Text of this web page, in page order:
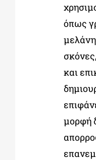
όπως
και
μορφή